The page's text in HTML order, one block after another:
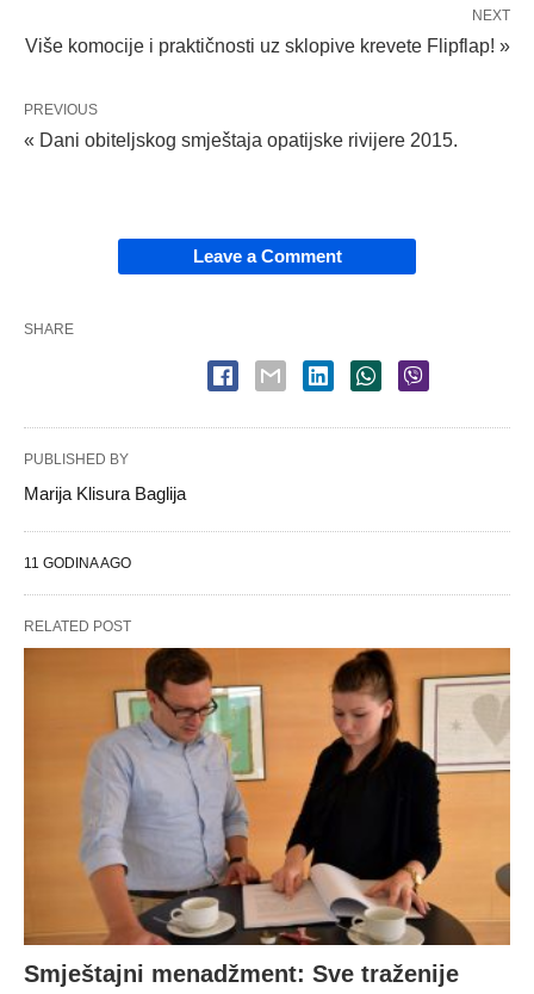
NEXT
Više komocije i praktičnosti uz sklopive krevete Flipflap! »
PREVIOUS
« Dani obiteljskog smještaja opatijske rivijere 2015.
Leave a Comment
SHARE
PUBLISHED BY
Marija Klisura Baglija
11 GODINA AGO
RELATED POST
Smještajni menadžment: Sve traženije